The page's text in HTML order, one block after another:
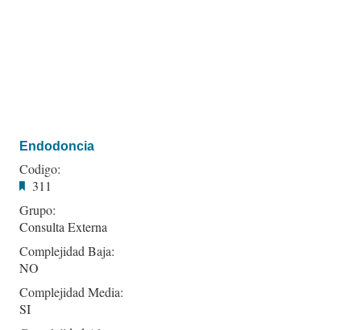
Endodoncia
Codigo:
311
Grupo:
Consulta Externa
Complejidad Baja:
NO
Complejidad Media:
SI